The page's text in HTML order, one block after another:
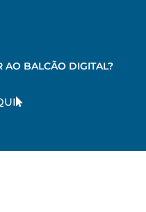
AO BALCÃO DIGITAL?